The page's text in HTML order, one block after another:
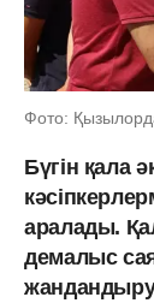
Фото:
Бүгін қала
аралады.
демалыс
жандандыру